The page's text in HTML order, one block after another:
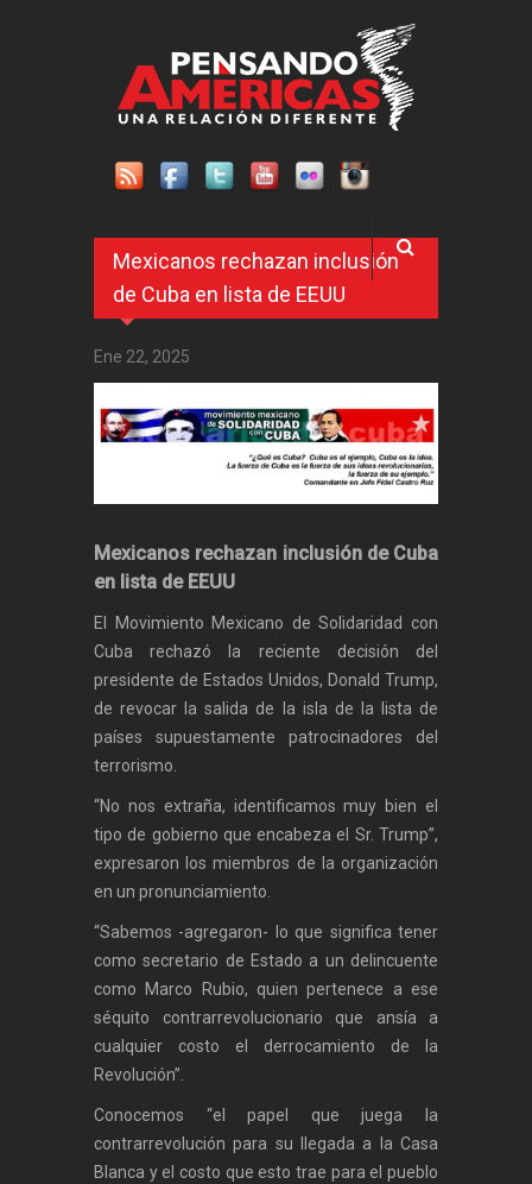
Mexicanos rechazan inclusión
de Cuba en lista de EEUU
Ene 22, 2025
Mexicanos rechazan inclusión de Cuba
en lista de EEUU
El Movimiento Mexicano de Solidaridad con
Cuba rechazó la reciente decisión del
presidente de Estados Unidos, Donald Trump,
de revocar la salida de la isla de la lista de
países supuestamente patrocinadores del
terrorismo.
“No nos extraña, identificamos muy bien el
tipo de gobierno que encabeza el Sr. Trump”,
expresaron los miembros de la organización
en un pronunciamiento.
“Sabemos -agregaron- lo que significa tener
como secretario de Estado a un delincuente
como Marco Rubio, quien pertenece a ese
séquito contrarrevolucionario que ansía a
cualquier costo el derrocamiento de la
Revolución”.
Conocemos “el papel que juega la
contrarrevolución para su llegada a la Casa
Blanca y el costo que esto trae para el pueblo